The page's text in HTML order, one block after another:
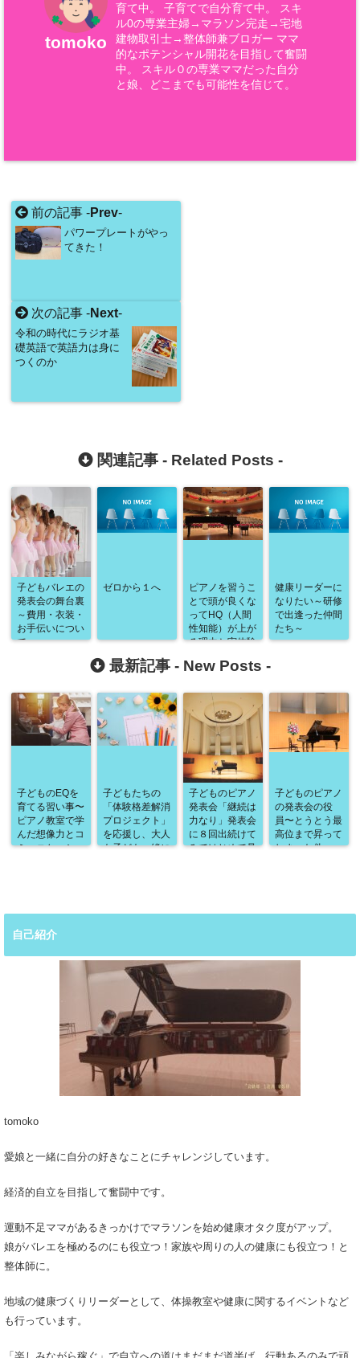
tomoko
育て中。 子育てで自分育て中。 スキ
ル0の専業主婦→マラソン完走→宅地
建物取引士→整体師兼ブロガー ママ
的なポテンシャル開花を目指して奮闘
中。 スキル０の専業ママだった自分
と娘、どこまでも可能性を信じて。
前の記事 -Prev-
パワープレートがやっ
てきた！
次の記事 -Next-
令和の時代にラジオ基
礎英語で英語力は身に
つくのか
関連記事 - Related Posts -
子どもバレエの
発表会の舞台裏
～費用・衣装・
お手伝いについ
て～
ゼロから１へ
ピアノを習うこ
とで頭が良くな
ってHQ（人間
性知能）が上が
る理由と実体験
健康リーダーに
なりたい～研修
で出逢った仲間
たち～
最新記事 - New Posts -
子どものEQを
育てる習い事〜
ピアノ教室で学
んだ想像力とコ
ミュニケーショ
子どもたちの
「体験格差解消
プロジェクト」
を応援し、大人
も子ども一緒に
子どものピアノ
発表会「継続は
力なり」発表会
に８回出続けて
みてはじめて見
子どものピアノ
の発表会の役
員〜とうとう最
高位まで昇って
しまった件〜
自己紹介
tomoko
愛娘と一緒に自分の好きなことにチャレンジしています。
経済的自立を目指して奮闘中です。
運動不足ママがあるきっかけでマラソンを始め健康オタク度がアップ。
娘がバレエを極めるのにも役立つ！家族や周りの人の健康にも役立つ！と
整体師に。
地域の健康づくりリーダーとして、体操教室や健康に関するイベントなど
も行っています。